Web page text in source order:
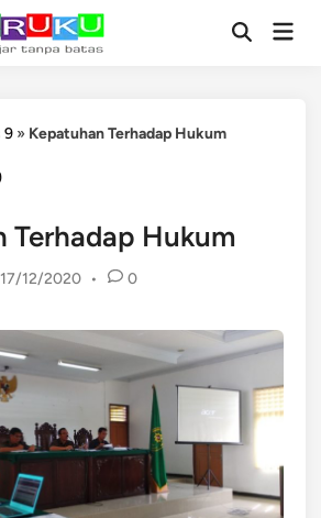
OpenMain
9 » Kepatuhan Terhadap Hukum
Terhadap Hukum
17/12/2020 • 0